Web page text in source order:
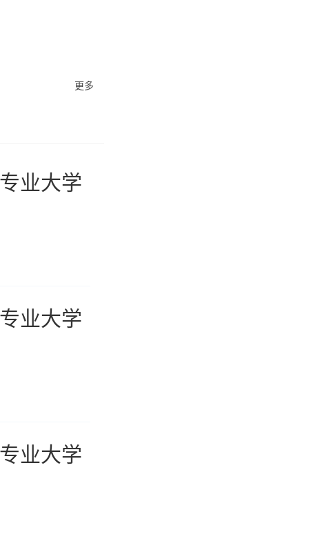
更多
业大学
业大学
业大学